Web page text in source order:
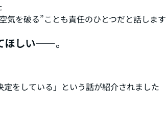
気を破る”ことも責任のひとつだと話します
ほしい——。
をしている」という話が紹介されました